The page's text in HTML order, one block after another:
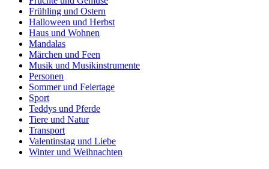
Frühling und Ostern
Halloween und Herbst
Haus und Wohnen
Mandalas
Märchen und Feen
Musik und Musikinstrumente
Personen
Sommer und Feiertage
Sport
Teddys und Pferde
Tiere und Natur
Transport
Valentinstag und Liebe
Winter und Weihnachten